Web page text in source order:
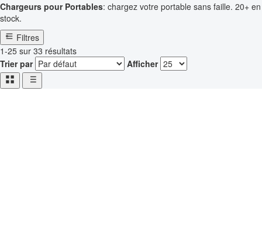
Chargeurs pour Portables: chargez votre portable sans faille. 20+ en
stock.
Filtres
1-25 sur 33 résultats
Trier par
Afficher